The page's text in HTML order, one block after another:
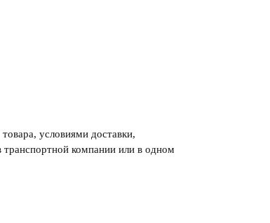
условиями доставки,
компании или в одном